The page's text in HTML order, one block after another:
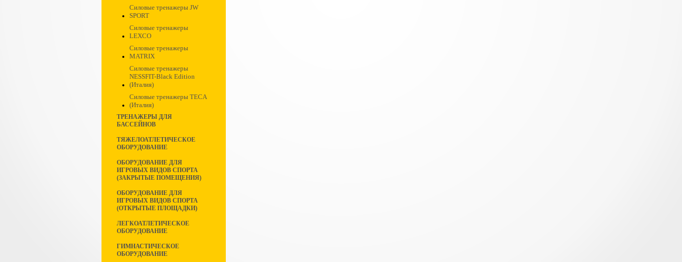
Силовые тренажеры JW
SPORT
Силовые тренажеры
LEXCO
Силовые тренажеры
MATRIX
Силовые тренажеры
NESSFIT-Black Edition
(Италия)
Силовые тренажеры TECA
(Италия)
ТРЕНАЖЕРЫ ДЛЯ
БАССЕЙНОВ
ТЯЖЕЛОАТЛЕТИЧЕСКОЕ
ОБОРУДОВАНИЕ
ОБОРУДОВАНИЕ ДЛЯ
ИГРОВЫХ ВИДОВ СПОРТА
(ЗАКРЫТЫЕ ПОМЕЩЕНИЯ)
ОБОРУДОВАНИЕ ДЛЯ
ИГРОВЫХ ВИДОВ СПОРТА
(ОТКРЫТЫЕ ПЛОЩАДКИ)
ЛЕГКОАТЛЕТИЧЕСКОЕ
ОБОРУДОВАНИЕ
ГИМНАСТИЧЕСКОЕ
ОБОРУДОВАНИЕ